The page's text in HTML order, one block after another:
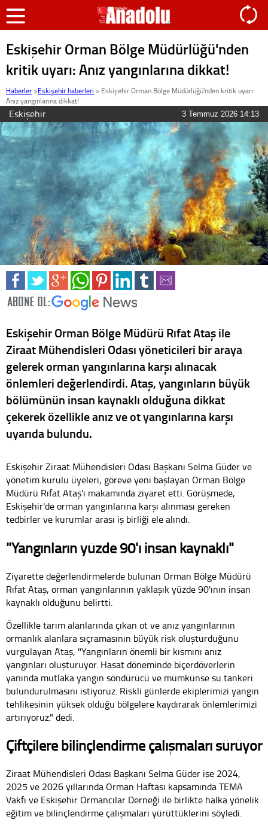
Eskişehir Orman Bölge Müdürlüğü'nden
kritik uyarı: Anız yangınlarına dikkat!
Haberler >Eskişehir haberleri » Eskişehir Orman Bölge Müdürlüğü'nden kritik uyarı:
Anız yangınlarına dikkat!
Eskişehir 3 Temmuz 2026 14:13
Eskişehir Orman Bölge Müdürü Rıfat Ataş ile
Ziraat Mühendisleri Odası yöneticileri bir araya
gelerek orman yangınlarına karşı alınacak
önlemleri değerlendirdi. Ataş, yangınların büyük
bölümünün insan kaynaklı olduğuna dikkat
çekerek özellikle anız ve ot yangınlarına karşı
uyarıda bulundu.
Eskişehir Ziraat Mühendisleri Odası Başkanı Selma Güder ve
yönetim kurulu üyeleri, göreve yeni başlayan Orman Bölge
Müdürü Rıfat Ataş'ı makamında ziyaret etti. Görüşmede,
Eskişehir'de orman yangınlarına karşı alınması gereken
tedbirler ve kurumlar arası iş birliği ele alındı.
"Yangınların yüzde 90'ı insan kaynaklı"
Ziyarette değerlendirmelerde bulunan Orman Bölge Müdürü
Rıfat Ataş, orman yangınlarının yaklaşık yüzde 90'ının insan
kaynaklı olduğunu belirtti.
Özellikle tarım alanlarında çıkan ot ve anız yangınlarının
ormanlık alanlara sıçramasının büyük risk oluşturduğunu
vurgulayan Ataş, "Yangınların önemli bir kısmını anız
yangınları oluşturuyor. Hasat döneminde biçerdöverlerin
yanında mutlaka yangın söndürücü ve mümkünse su tankeri
bulundurulmasını istiyoruz. Riskli günlerde ekiplerimizi yangın
tehlikesinin yüksek olduğu bölgelere kaydırarak önlemlerimizi
artırıyoruz." dedi.
Çiftçilere bilinçlendirme çalışmaları sürüyor
Ziraat Mühendisleri Odası Başkanı Selma Güder ise 2024,
2025 ve 2026 yıllarında Orman Haftası kapsamında TEMA
Vakfı ve Eskişehir Ormancılar Derneği ile birlikte halka yönelik
eğitim ve bilinçlendirme çalışmaları yürüttüklerini söyledi.